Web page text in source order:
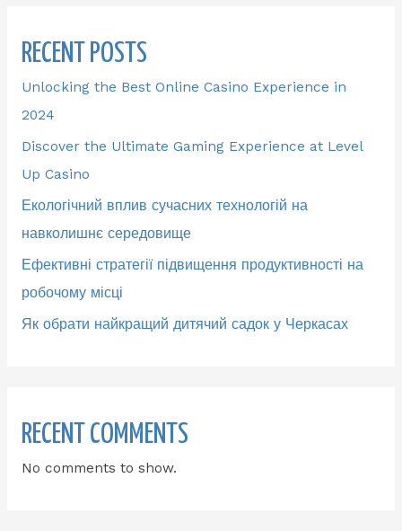
RECENT POSTS
Unlocking the Best Online Casino Experience in
2024
Discover the Ultimate Gaming Experience at Level
Up Casino
Екологічний вплив сучасних технологій на
навколишнє середовище
Ефективні стратегії підвищення продуктивності на
робочому місці
Як обрати найкращий дитячий садок у Черкасах
RECENT COMMENTS
No comments to show.